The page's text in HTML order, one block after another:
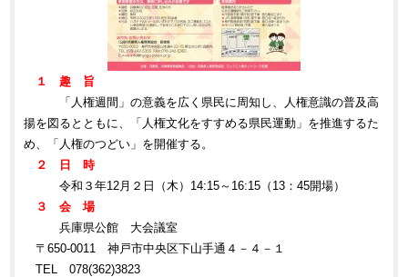
１ 趣 旨
「人権週間」の意義を広く県民に周知し、人権意識の普及高
揚を図るとともに、「人権文化をすすめる県民運動」を推進するた
め、「人権のつどい」を開催する。
２ 日 時
令和３年12月２日（木）14:15～16:15（13：45開場）
３ 会 場
兵庫県公館 大会議室
〒650-0011 神戸市中央区下山手通４－４－１
TEL 078(362)3823